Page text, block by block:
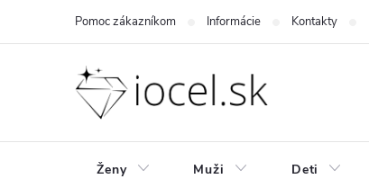
Pomoc zákazníkom Informácie Kontakty
Ženy Muži Deti